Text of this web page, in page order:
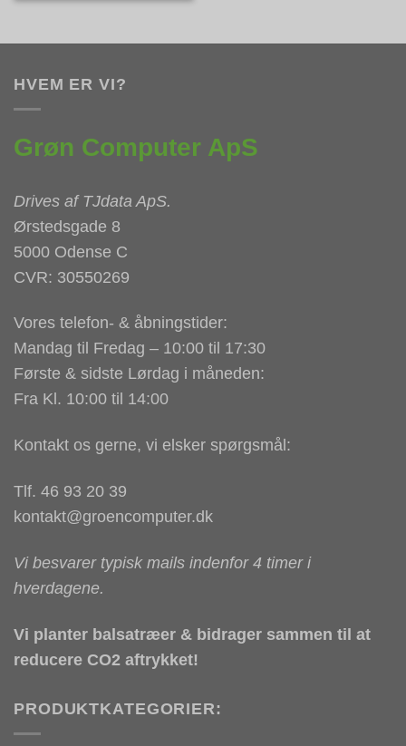
HVEM ER VI?
Grøn Computer ApS
Drives af TJdata ApS.
Ørstedsgade 8
5000 Odense C
CVR: 30550269
Vores telefon- & åbningstider:
Mandag til Fredag – 10:00 til 17:30
Første & sidste Lørdag i måneden:
Fra Kl. 10:00 til 14:00
Kontakt os gerne, vi elsker spørgsmål:
Tlf. 46 93 20 39
kontakt@groencomputer.dk
Vi besvarer typisk mails indenfor 4 timer i
hverdagene.
Vi planter balsatræer & bidrager sammen til at
reducere CO2 aftrykket!
PRODUKTKATEGORIER: